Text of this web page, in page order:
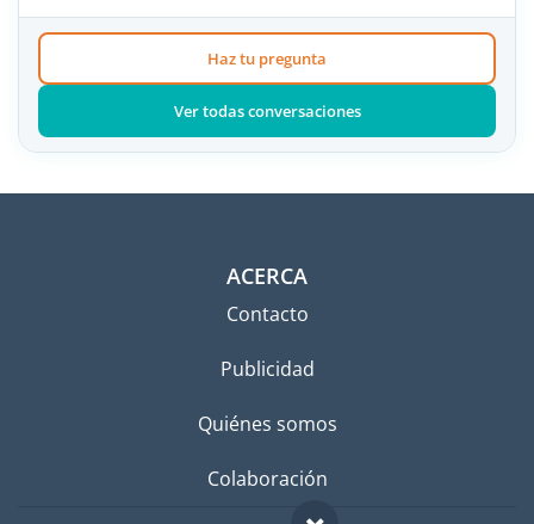
Haz tu pregunta
Ver todas conversaciones
ACERCA
Contacto
Publicidad
Quiénes somos
Colaboración